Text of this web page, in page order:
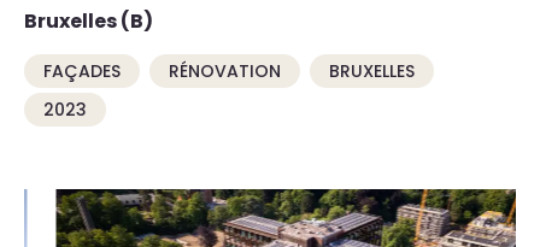
Bruxelles (B)
FAÇADES RÉNOVATION
BRUXELLES
2023